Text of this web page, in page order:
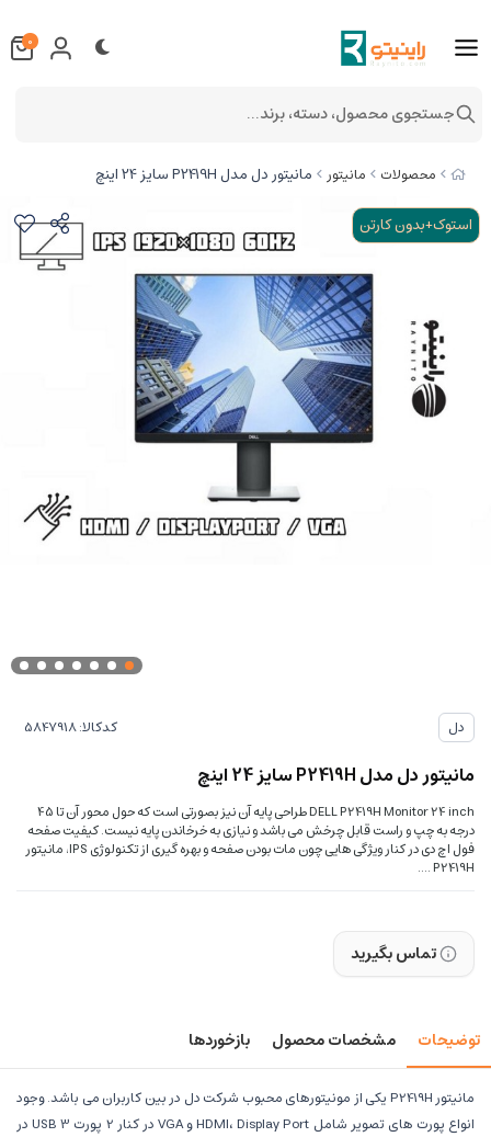
محصولات مانیتور
مانیتور دل مدل P2419H سایز 24 اینچ
استوک+بدون کارتن
دل کدکالا:
مانیتور دل مدل P2419H سایز 24 اینچ
DELL P2419H Monitor 24 inch طراحی پایه آن نیز بصورتی است که حول محور آن تا 45
درجه به چپ و راست قابل چرخش می باشد و نیازی به خرخاندن پایه نیست. کیفیت صفحه
فول اچ دی در کنار ویژگی هایی چون مات بودن صفحه و بهره گیری از تکنولوژی IPS، مانیتور
P2419H ....
تماس بگیرید
توضیحات مشخصات محصول بازخوردها
مانیتور P2419H یکی از مونیتورهای محبوب شرکت دل در بین کاربران می باشد. وجود
انواع پورت های تصویر شامل HDMI، Display Port و VGA در کنار 2 پورت USB 3 در
0
جستجوی محصول، دسته، برند...